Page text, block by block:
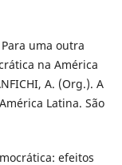
Para uma outra
na América
A. (Org.). A
Latina. São
efeitos